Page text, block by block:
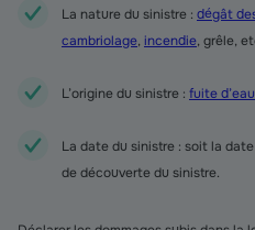
La nature du sinistre : dégât
cambriolage, incendie, grêle,
L’origine du sinistre : fuite d’eau
La date du sinistre : soit la
de découverte du sinistre.